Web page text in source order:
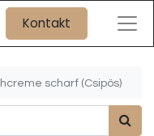
Kontakt
scharf (Csipös)